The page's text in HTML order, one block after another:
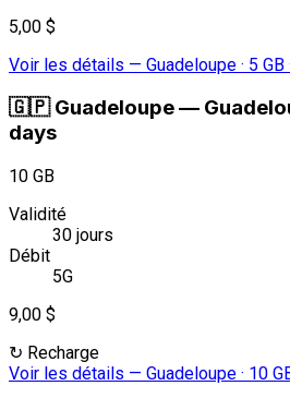
5,00 $
Voir les détails — Guadeloupe · 5 GB
🇬🇵 Guadeloupe—
days
10 GB
Validité
30 jours
Débit
5G
9,00 $
↻ Recharge
Voir les détails — Guadeloupe · 10